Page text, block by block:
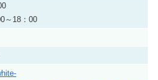
～18：00